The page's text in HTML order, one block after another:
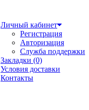
Личный кабинет
Регистрация
Авторизация
Служба поддержки
Закладки (0)
Условия доставки
Контакты